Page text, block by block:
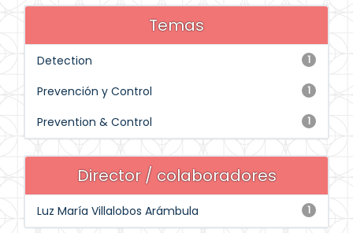
Temas
1
Detection
1
Prevención y Control
1
Prevention & Control
Director / colaboradores
1
Luz María Villalobos Arámbula